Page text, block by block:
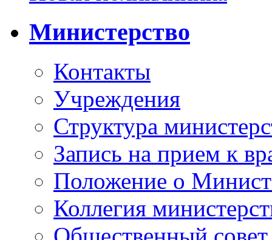
Министерство
Контакты
Учреждения
Структура
Запись на прием к
Положение о
Коллегия